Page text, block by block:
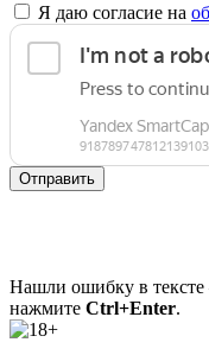
Я даю согласие на
Отправить
Нашли ошибку в
нажмите Ctrl+Enter.